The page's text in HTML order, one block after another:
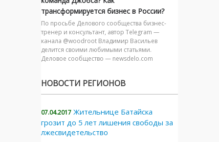
трансформируется бизнес в России?
По просьбе Делового сообщества бизнес-
тренер и консультант, автор Telegram —
канала @woodroot Владимир Васильев
делится своими любимыми статьями.
Деловое сообщество — newsdelo.com
НОВОСТИ РЕГИОНОВ
07.04.2017 Жительнице Батайска
грозит до 5 лет лишения свободы за
лжесвидетельство